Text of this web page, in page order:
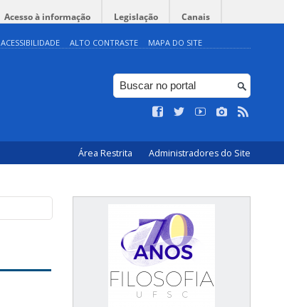
Acesso à informação Legislação Canais
ACESSIBILIDADE ALTO CONTRASTE MAPA DO SITE
Área Restrita Administradores do Site